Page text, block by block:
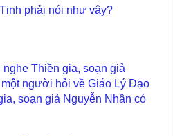
phải nói như vậy?
Thiền gia, soạn giả
người hỏi về Giáo Lý Đạo
soạn giả Nguyễn Nhân có